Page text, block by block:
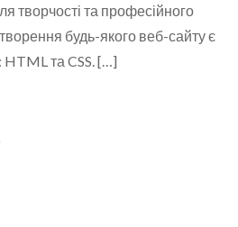
творчості та професійного
будь-якого веб-сайту є
HTML та CSS. […]